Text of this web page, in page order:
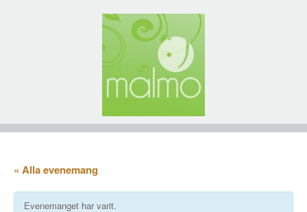
« Alla evenemang
Evenemanget har varit.